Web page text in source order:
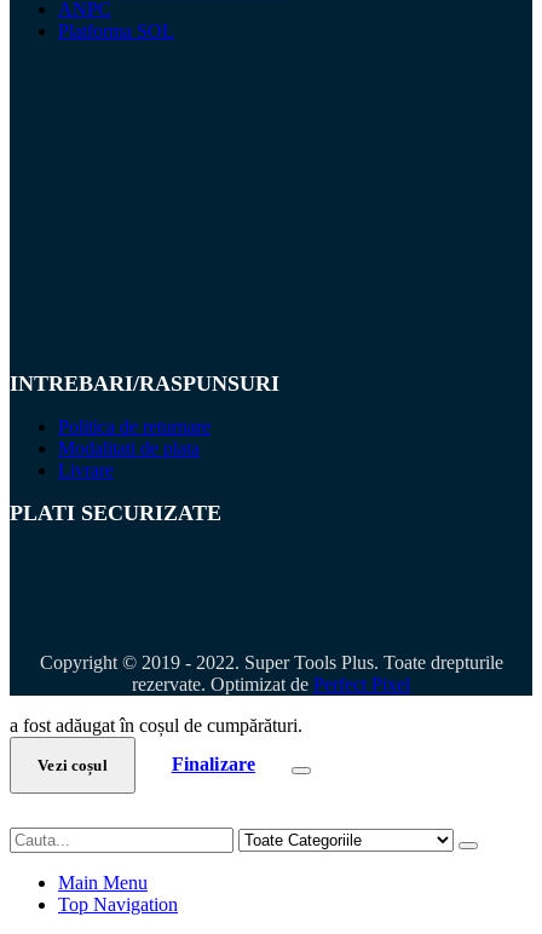
ANPC
Platforma SOL
INTREBARI/RASPUNSURI
Politica de returnare
Modalitati de plata
Livrare
PLATI SECURIZATE
Copyright © 2019 - 2022. Super Tools Plus. Toate drepturile
rezervate. Optimizat de Perfect Pixel
a fost adăugat în coșul de cumpărături.
Vezi coșul Finalizare
Main Menu
Top Navigation